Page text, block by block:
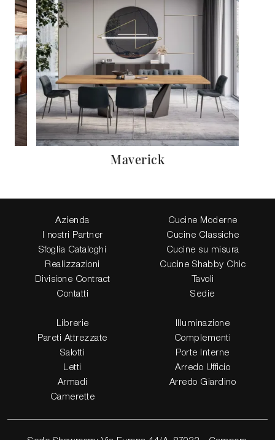
Maverick
Azienda
I nostri Partner
Sfoglia Cataloghi
Realizzazioni
Divisione Contract
Contatti
Cucine Moderne
Cucine Classiche
Cucine su misura
Cucine Shabby Chic
Tavoli
Sedie
Librerie
Pareti Attrezzate
Salotti
Letti
Armadi
Camerette
Illuminazione
Complementi
Porte Interne
Arredo Ufficio
Arredo Giardino